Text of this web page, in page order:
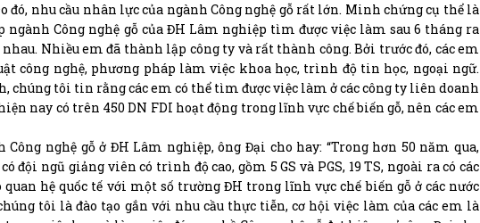
đó, nhu cầu nhân lực của ngành Công nghệ gỗ rất lớn. Minh chứng cụ thể là
ngành Công nghệ gỗ của ĐH Lâm nghiệp tìm được việc làm sau 6 tháng ra
Nhiều em đã thành lập công ty và rất thành công. Bởi trước đó, các em
công nghệ, phương pháp làm việc khoa học, trình độ tin học, ngoại ngữ.
chúng tôi tin rằng các em có thể tìm được việc làm ở các công ty liên doanh
nay có trên 450 DN FDI hoạt động trong lĩnh vực chế biến gỗ, nên các em
nghệ gỗ ở ĐH Lâm nghiệp, ông Đại cho hay: “Trong hơn 50 năm qua,
đội ngũ giảng viên có trình độ cao, gồm 5 GS và PGS, 19 TS, ngoài ra có các
hệ quốc tế với một số trường ĐH trong lĩnh vực chế biến gỗ ở các nước
tôi là đào tạo gắn với nhu cầu thực tiễn, cơ hội việc làm của các em là